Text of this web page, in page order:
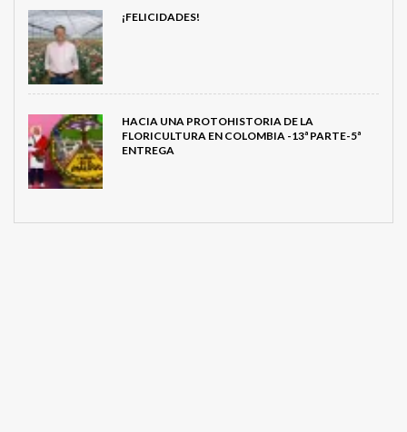
¡FELICIDADES!
HACIA UNA PROTOHISTORIA DE LA
FLORICULTURA EN COLOMBIA -13ª PARTE-5ª
ENTREGA